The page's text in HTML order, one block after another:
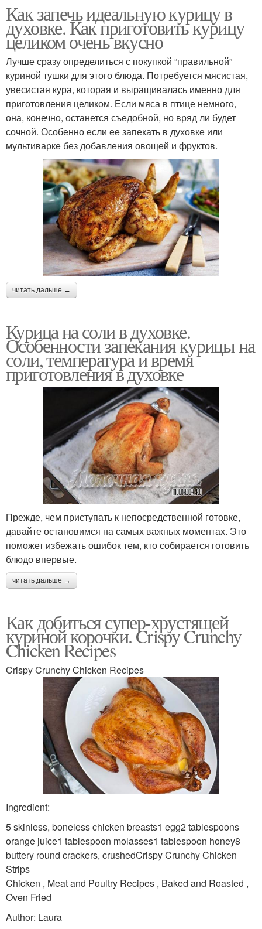
Как запечь идеальную курицу в
духовке. Как приготовить курицу
целиком очень вкусно
Лучше сразу определиться с покупкой “правильной”
куриной тушки для этого блюда. Потребуется мясистая,
увесистая кура, которая и выращивалась именно для
приготовления целиком. Если мяса в птице немного,
она, конечно, останется съедобной, но вряд ли будет
сочной. Особенно если ее запекать в духовке или
мультиварке без добавления овощей и фруктов.
читать дальше →
Курица на соли в духовке.
Особенности запекания курицы на
соли, температура и время
приготовления в духовке
Прежде, чем приступать к непосредственной готовке,
давайте остановимся на самых важных моментах. Это
поможет избежать ошибок тем, кто собирается готовить
блюдо впервые.
читать дальше →
Как добиться супер-хрустящей
куриной корочки. Crispy Crunchy
Chicken Recipes
Crispy Crunchy Chicken Recipes
Ingredient:
5 skinless, boneless chicken breasts1 egg2 tablespoons
orange juice1 tablespoon molasses1 tablespoon honey8
buttery round crackers, crushedCrispy Crunchy Chicken
Strips
Chicken , Meat and Poultry Recipes , Baked and Roasted ,
Oven Fried
Author: Laura